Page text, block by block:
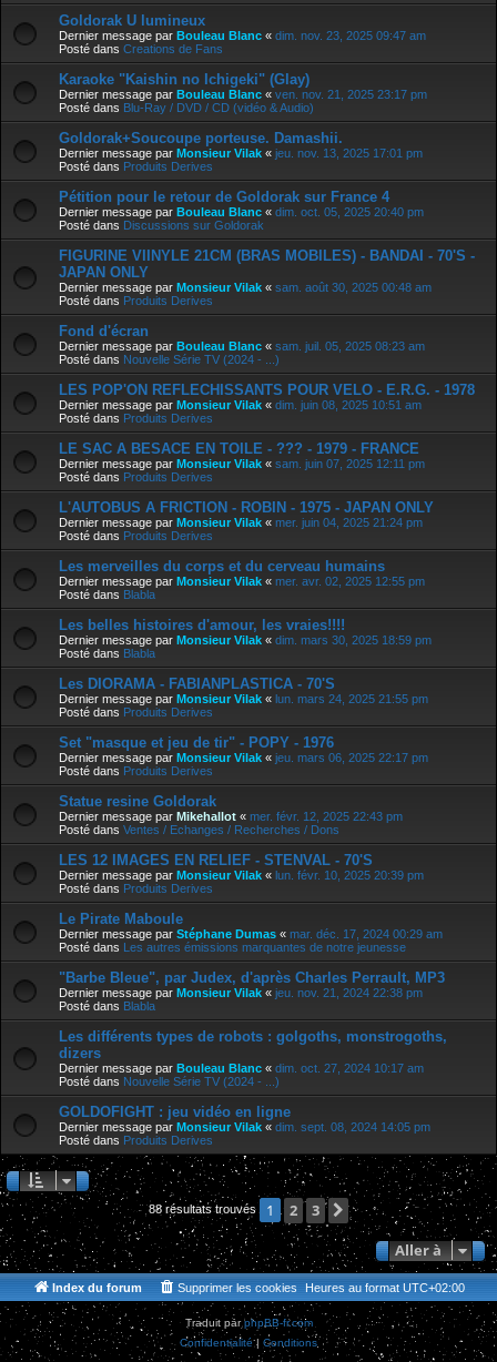
Goldorak U lumineux
Dernier message par Bouleau Blanc « dim. nov. 23, 2025 09:47 am
Posté dans Creations de Fans
Karaoke "Kaishin no Ichigeki" (Glay)
Dernier message par Bouleau Blanc « ven. nov. 21, 2025 23:17 pm
Posté dans Blu-Ray / DVD / CD (vidéo & Audio)
Goldorak+Soucoupe porteuse. Damashii.
Dernier message par Monsieur Vilak « jeu. nov. 13, 2025 17:01 pm
Posté dans Produits Derives
Pétition pour le retour de Goldorak sur France 4
Dernier message par Bouleau Blanc « dim. oct. 05, 2025 20:40 pm
Posté dans Discussions sur Goldorak
FIGURINE VIINYLE 21CM (BRAS MOBILES) - BANDAI - 70'S -
JAPAN ONLY
Dernier message par Monsieur Vilak « sam. août 30, 2025 00:48 am
Posté dans Produits Derives
Fond d'écran
Dernier message par Bouleau Blanc « sam. juil. 05, 2025 08:23 am
Posté dans Nouvelle Série TV (2024 - ...)
LES POP'ON REFLECHISSANTS POUR VELO - E.R.G. - 1978
Dernier message par Monsieur Vilak « dim. juin 08, 2025 10:51 am
Posté dans Produits Derives
LE SAC A BESACE EN TOILE - ??? - 1979 - FRANCE
Dernier message par Monsieur Vilak « sam. juin 07, 2025 12:11 pm
Posté dans Produits Derives
L'AUTOBUS A FRICTION - ROBIN - 1975 - JAPAN ONLY
Dernier message par Monsieur Vilak « mer. juin 04, 2025 21:24 pm
Posté dans Produits Derives
Les merveilles du corps et du cerveau humains
Dernier message par Monsieur Vilak « mer. avr. 02, 2025 12:55 pm
Posté dans Blabla
Les belles histoires d'amour, les vraies!!!!
Dernier message par Monsieur Vilak « dim. mars 30, 2025 18:59 pm
Posté dans Blabla
Les DIORAMA - FABIANPLASTICA - 70'S
Dernier message par Monsieur Vilak « lun. mars 24, 2025 21:55 pm
Posté dans Produits Derives
Set "masque et jeu de tir" - POPY - 1976
Dernier message par Monsieur Vilak « jeu. mars 06, 2025 22:17 pm
Posté dans Produits Derives
Statue resine Goldorak
Dernier message par Mikehallot « mer. févr. 12, 2025 22:43 pm
Posté dans Ventes / Echanges / Recherches / Dons
LES 12 IMAGES EN RELIEF - STENVAL - 70'S
Dernier message par Monsieur Vilak « lun. févr. 10, 2025 20:39 pm
Posté dans Produits Derives
Le Pirate Maboule
Dernier message par Stéphane Dumas « mar. déc. 17, 2024 00:29 am
Posté dans Les autres émissions marquantes de notre jeunesse
"Barbe Bleue", par Judex, d'après Charles Perrault, MP3
Dernier message par Monsieur Vilak « jeu. nov. 21, 2024 22:38 pm
Posté dans Blabla
Les différents types de robots : golgoths, monstrogoths,
dizers
Dernier message par Bouleau Blanc « dim. oct. 27, 2024 10:17 am
Posté dans Nouvelle Série TV (2024 - ...)
GOLDOFIGHT : jeu vidéo en ligne
Dernier message par Monsieur Vilak « dim. sept. 08, 2024 14:05 pm
Posté dans Produits Derives
88 résultats trouvés 1 2 3
Suivante
Aller à
Index du forum Heures au format UTC+02:00
Supprimer les cookies
Traduit parphpBB-fr.com
Confidentialité| Conditions